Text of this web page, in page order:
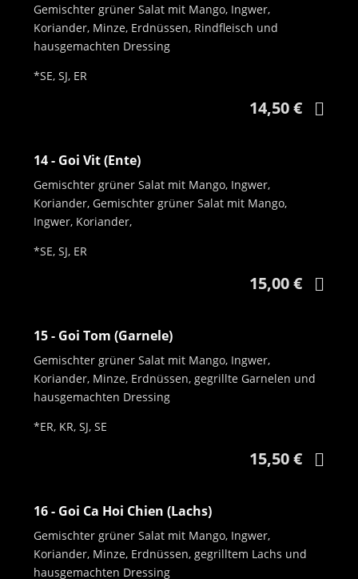
Gemischter grüner Salat mit Mango, Ingwer,
Koriander, Minze, Erdnüssen, Rindfleisch und
hausgemachten Dressing
*SE, SJ, ER
14,50 €
14 - Goi Vit (Ente)
Gemischter grüner Salat mit Mango, Ingwer,
Koriander, Gemischter grüner Salat mit Mango,
Ingwer, Koriander,
*SE, SJ, ER
15,00 €
15 - Goi Tom (Garnele)
Gemischter grüner Salat mit Mango, Ingwer,
Koriander, Minze, Erdnüssen, gegrillte Garnelen und
hausgemachten Dressing
*ER, KR, SJ, SE
15,50 €
16 - Goi Ca Hoi Chien (Lachs)
Gemischter grüner Salat mit Mango, Ingwer,
Koriander, Minze, Erdnüssen, gegrilltem Lachs und
hausgemachten Dressing